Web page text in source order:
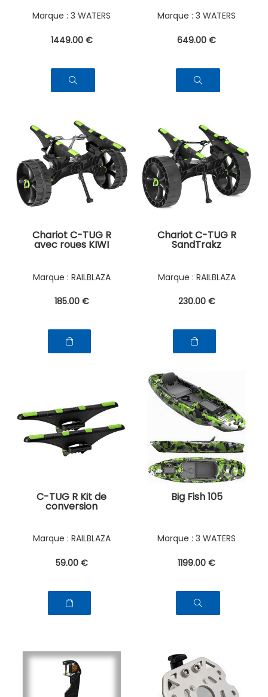
3 WATERS
1449.00 €
3 WATERS
649.00 €
Chariot C-TUG R
avec roues KIWI
RAILBLAZA
185.00 €
Chariot C-TUG R
SandTrakz
RAILBLAZA
230.00 €
C-TUG R Kit de
conversion
RAILBLAZA
59.00 €
Big Fish 105
3 WATERS
1199.00 €